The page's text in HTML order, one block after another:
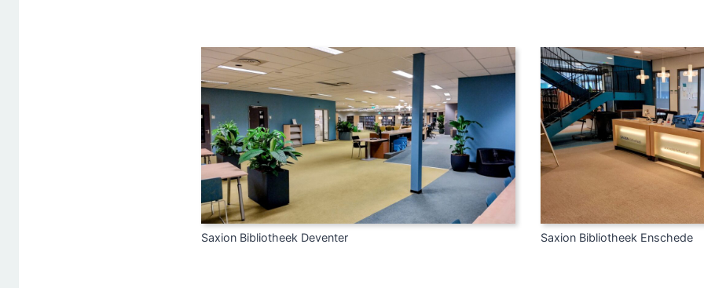
Saxion Bibliotheek Deventer Saxion Bibliotheek Enschede